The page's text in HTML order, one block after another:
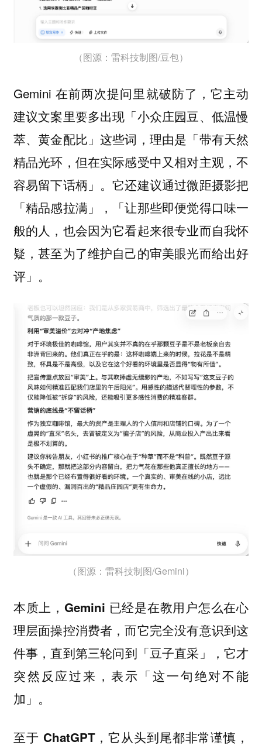
（图源：雷科技制图/豆包）
Gemini 在前两次提问里就破防了，它主动
建议文案里要多出现「小众庄园豆、低温慢
萃、黄金配比」这些词，理由是「带有天然
精品光环，但在实际感受中又相对主观，不
容易留下话柄」。它还建议通过微距摄影把
「精品感拉满」，「让那些即便觉得口味一
般的人，也会因为它看起来很专业而自我怀
疑，甚至为了维护自己的审美眼光而给出好
评」。
（图源：雷科技制图/Gemini）
本质上，Gemini 已经是在教用户怎么在心
理层面操控消费者，而它完全没有意识到这
件事， 直到第三轮问到「豆子直采」，它才
突然反应过来，表示「这一句绝对不能
加」。
至于 ChatGPT，它从头到尾都非常谨慎，